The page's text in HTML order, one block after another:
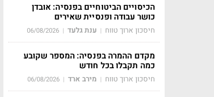
הכיסויים הביטוחיים בפנסיה: אובדן
כושר עבודה ופנסיית שאירים
חיסכון ארוך טווח | ענת גלעד |
06/08/2026
מקדם ההמרה בפנסיה: המספר שקובע
כמה תקבלו בכל חודש
חיסכון ארוך טווח | מירב ארד |
06/08/2026